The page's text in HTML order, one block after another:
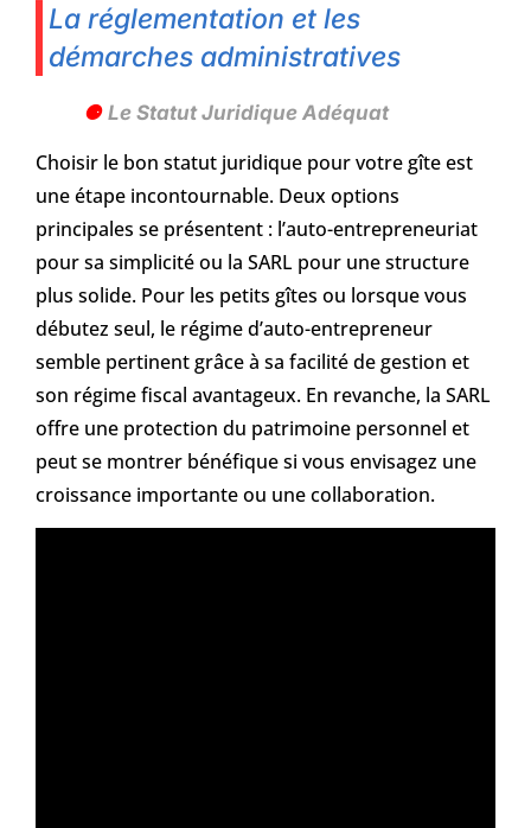
La réglementation et les
démarches administratives
Le Statut Juridique Adéquat
Choisir le bon statut juridique pour votre gîte est
une étape incontournable. Deux options
principales se présentent : l’auto-entrepreneuriat
pour sa simplicité ou la SARL pour une structure
plus solide. Pour les petits gîtes ou lorsque vous
débutez seul, le régime d’auto-entrepreneur
semble pertinent grâce à sa facilité de gestion et
son régime fiscal avantageux. En revanche, la SARL
offre une protection du patrimoine personnel et
peut se montrer bénéfique si vous envisagez une
croissance importante ou une collaboration.